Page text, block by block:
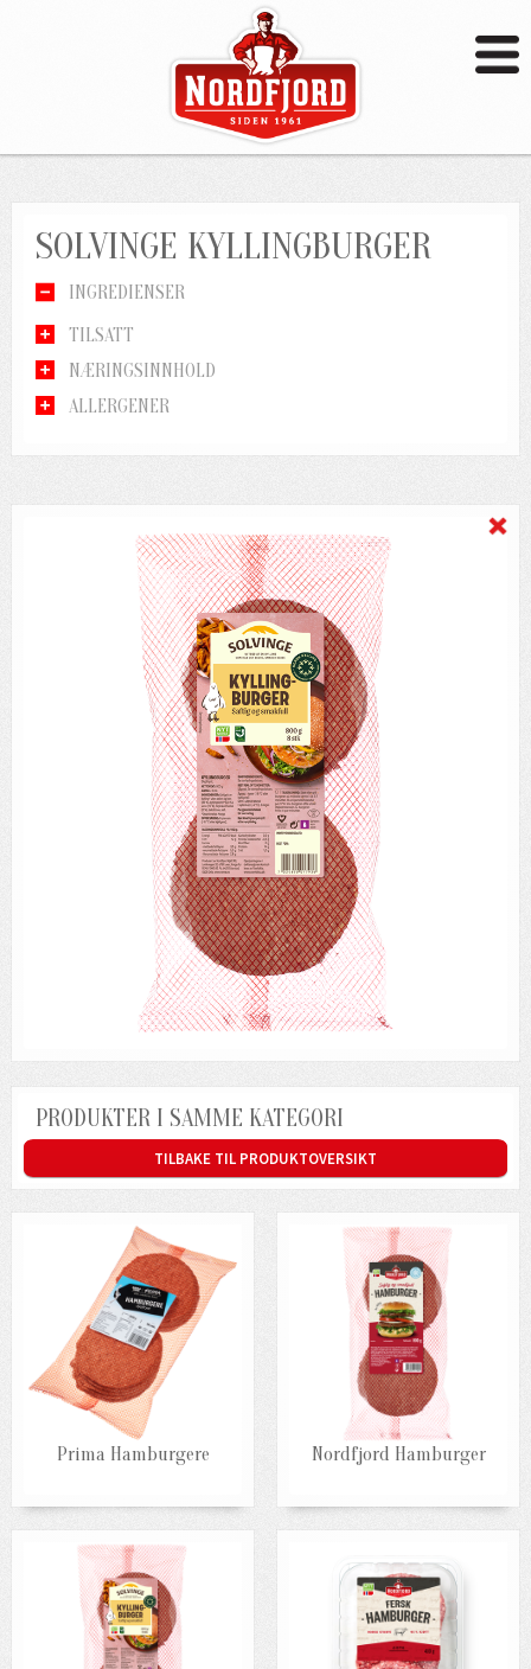
SOLVINGE KYLLINGBURGER
INGREDIENSER
TILSATT
NÆRINGSINNHOLD
ALLERGENER
PRODUKTER I SAMME KATEGORI
TILBAKE TIL PRODUKTOVERSIKT
Prima Hamburgere Nordfjord Hamburger